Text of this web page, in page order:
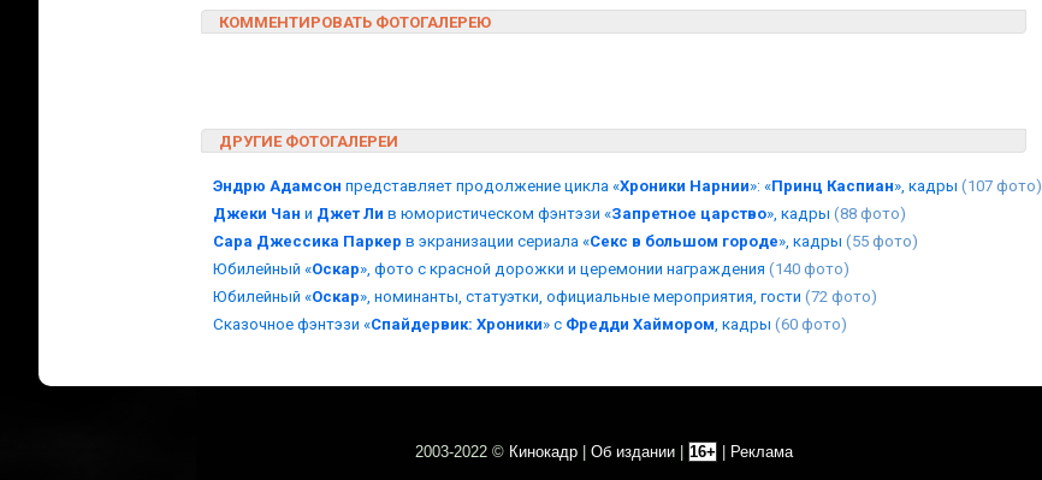
КОММЕНТИРОВАТЬ ФОТОГАЛЕРЕЮ
ДРУГИЕ ФОТОГАЛЕРЕИ
Эндрю Адамсон представляет продолжение цикла «Хроники Нарнии»: «Принц Каспиан», кадры (107 фото)
Джеки Чан и Джет Ли в юмористическом фэнтэзи «Запретное царство», кадры (88 фото)
Сара Джессика Паркер в экранизации сериала «Секс в большом городе», кадры (55 фото)
Юбилейный «Оскар», фото с красной дорожки и церемонии награждения (140 фото)
Юбилейный «Оскар», номинанты, статуэтки, официальные мероприятия, гости (72 фото)
Сказочное фэнтэзи «Спайдервик: Хроники» с Фредди Хаймором, кадры (60 фото)
2003-2022 © Кинокадр Об издании| 16+ Реклама